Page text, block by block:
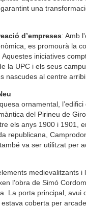
una
d’empreses: Amb
es promourà la
iniciatives
la UPC i els seus
nascudes al centre
ornamental,
del Pirineu de
els anys 1900 i 1901,
republicana,
va ser utilitzat per
medievalitzants i
l’obra de Simó
La porta principal, avui
coberta per